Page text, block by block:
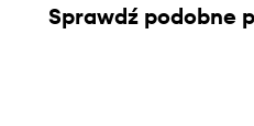
Sprawdź podobne